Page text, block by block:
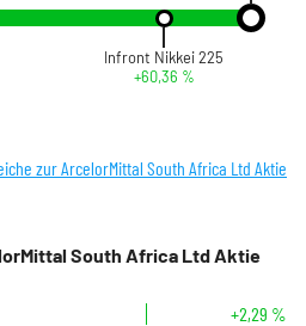
Infront Nikkei 225
+60,36 %
zur ArcelorMittal South Africa Ltd Aktie
South Africa Ltd Aktie
+2,29 %